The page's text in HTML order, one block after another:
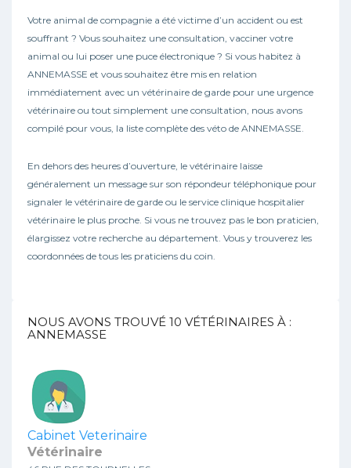
Votre animal de compagnie a été victime d’un accident ou est
souffrant ? Vous souhaitez une consultation, vacciner votre
animal ou lui poser une puce électronique ? Si vous habitez à
ANNEMASSE et vous souhaitez être mis en relation
immédiatement avec un vétérinaire de garde pour une urgence
vétérinaire ou tout simplement une consultation, nous avons
compilé pour vous, la liste complète des véto de ANNEMASSE.
En dehors des heures d’ouverture, le vétérinaire laisse
généralement un message sur son répondeur téléphonique pour
signaler le vétérinaire de garde ou le service clinique hospitalier
vétérinaire le plus proche. Si vous ne trouvez pas le bon praticien,
élargissez votre recherche au département. Vous y trouverez les
coordonnées de tous les praticiens du coin.
NOUS AVONS TROUVÉ 10 VÉTÉRINAIRES À :
ANNEMASSE
Cabinet Veterinaire
Vétérinaire